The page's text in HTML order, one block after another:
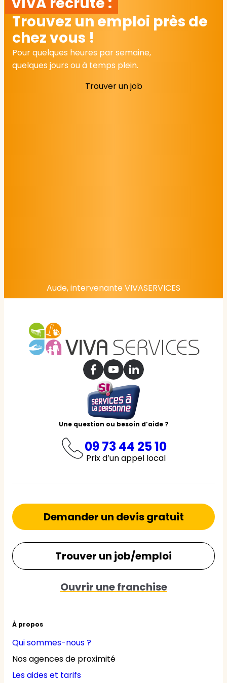
Trouvez un emploi près de
chez vous !
Pour quelques heures par semaine,
quelques jours ou à temps plein.
Trouver un job
Aude, intervenante VIVASERVICES
Une question ou besoin d’aide ?
09 73 44 25 10
Prix d’un appel local
À propos
Qui sommes-nous ?
Nos agences de proximité
Les aides et tarifs
Demander un devis gratuit
Trouver un job/emploi
Ouvrir une franchise